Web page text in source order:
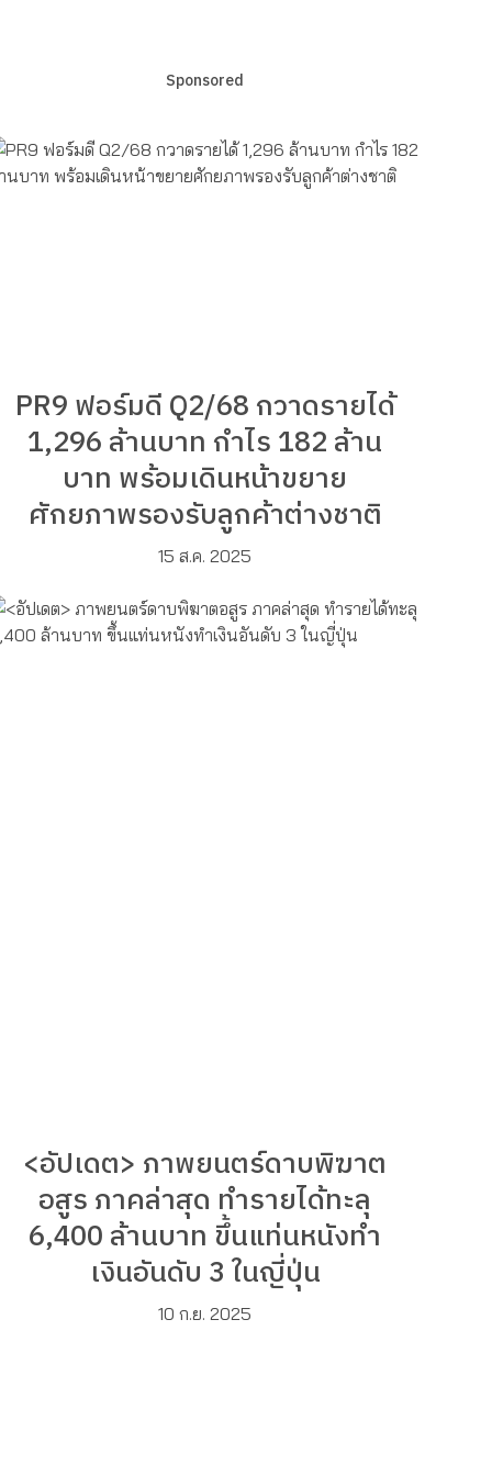
Sponsored
PR9 ฟอร์มดี Q2/68 กวาดรายได้
1,296 ล้านบาท กำไร 182 ล้าน
บาท พร้อมเดินหน้าขยาย
ศักยภาพรองรับลูกค้าต่างชาติ
15 ส.ค. 2025
<อัปเดต> ภาพยนตร์ดาบพิฆาต
อสูร ภาคล่าสุด ทำรายได้ทะลุ
6,400 ล้านบาท ขึ้นแท่นหนังทำ
เงินอันดับ 3 ในญี่ปุ่น
10 ก.ย. 2025